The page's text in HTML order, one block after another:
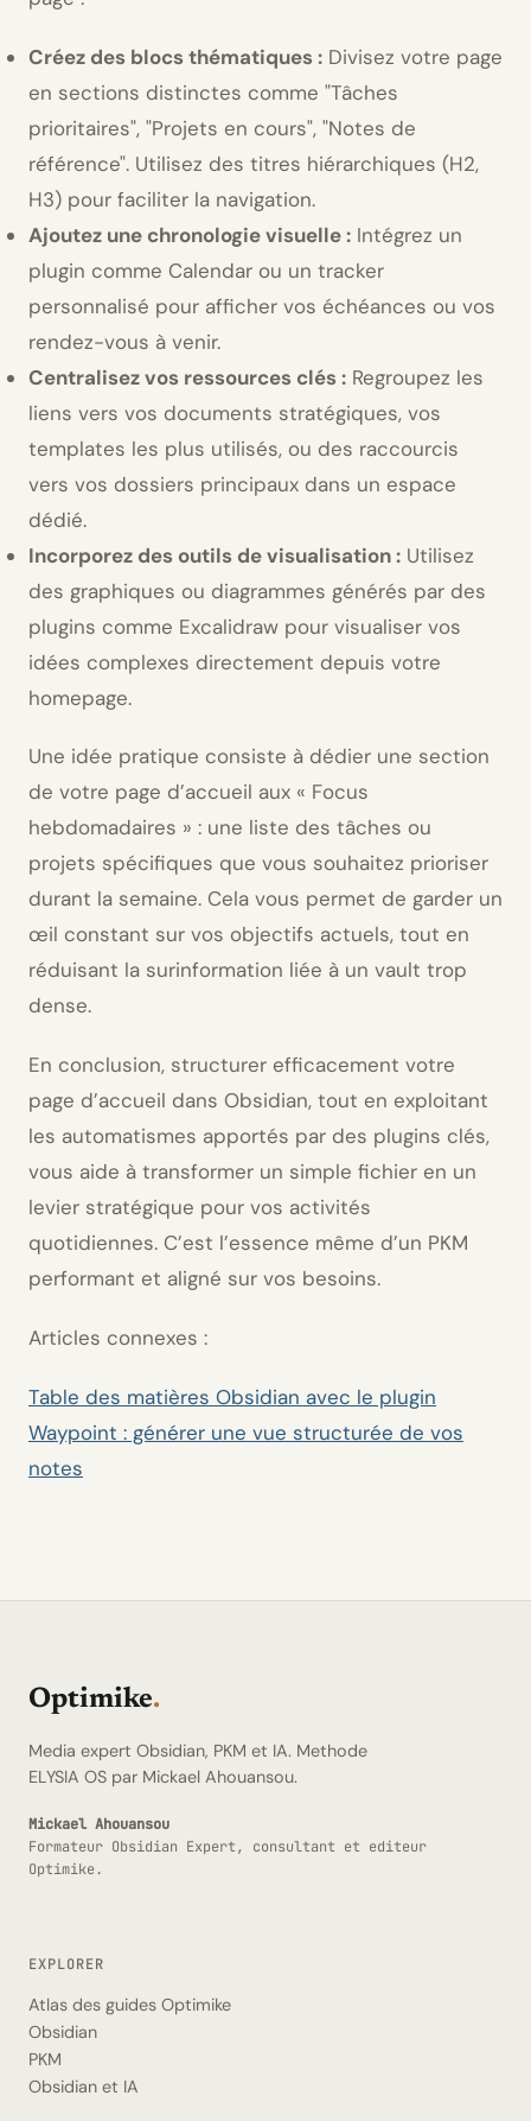
Créez des blocs thématiques : Divisez votre page
en sections distinctes comme Tâches
prioritaires , Projets en cours , Notes de
référence . Utilisez des titres hiérarchiques (H2,
H3) pour faciliter la navigation.
Ajoutez une chronologie visuelle : Intégrez un
plugin comme Calendar ou un tracker
personnalisé pour afficher vos échéances ou vos
rendez-vous à venir.
Centralisez vos ressources clés : Regroupez les
liens vers vos documents stratégiques, vos
templates les plus utilisés, ou des raccourcis
vers vos dossiers principaux dans un espace
dédié.
Incorporez des outils de visualisation : Utilisez
des graphiques ou diagrammes générés par des
plugins comme Excalidraw pour visualiser vos
idées complexes directement depuis votre
homepage.
Une idée pratique consiste à dédier une section
de votre page d’accueil aux « Focus
hebdomadaires » : une liste des tâches ou
projets spécifiques que vous souhaitez prioriser
durant la semaine. Cela vous permet de garder un
œil constant sur vos objectifs actuels, tout en
réduisant la surinformation liée à un vault trop
dense.
En conclusion, structurer efficacement votre
page d’accueil dans Obsidian, tout en exploitant
les automatismes apportés par des plugins clés,
vous aide à transformer un simple fichier en un
levier stratégique pour vos activités
quotidiennes. C’est l’essence même d’un PKM
performant et aligné sur vos besoins.
Articles connexes :
Table des matières Obsidian avec le plugin
Waypoint : générer une vue structurée de vos
notes
Optimike.
Media expert Obsidian, PKM et IA. Methode
ELYSIA OS par Mickael Ahouansou.
Mickael Ahouansou
Formateur Obsidian Expert, consultant et editeur
Optimike.
EXPLORER
Atlas des guides Optimike
Obsidian
PKM
Obsidian et IA